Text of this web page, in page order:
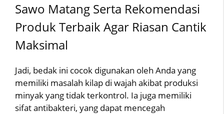
Sawo Matang Serta Rekomendasi
Produk Terbaik Agar Riasan Cantik
Maksimal
Jadi, bedak ini cocok digunakan oleh Anda yang
memiliki masalah kilap di wajah akibat produksi
minyak yang tidak terkontrol. Ia juga memiliki
sifat antibakteri, yang dapat mencegah